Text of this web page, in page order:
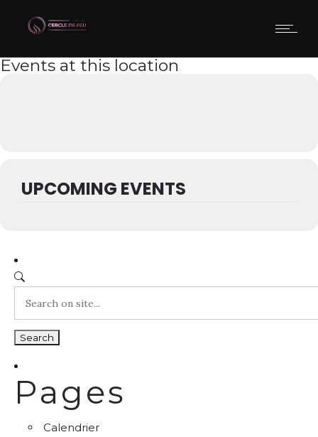
Events at this location
UPCOMING EVENTS
Pages
Calendrier